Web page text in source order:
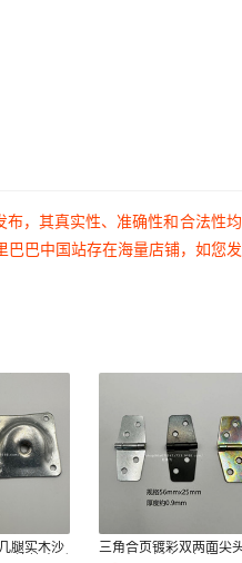
，其真实性、准确性和合法性
巴中国站存在海量店铺，如您
腿实木沙
三角合页镀彩双两面尖